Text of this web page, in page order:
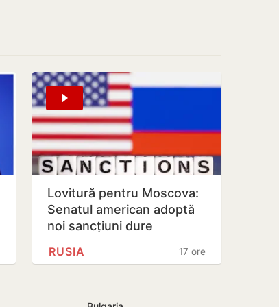
Lovitură pentru Moscova:
Senatul american adoptă
noi sancțiuni dure
17 ore
RUSIA